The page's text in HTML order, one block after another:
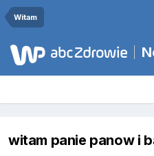
Witam
witam panie panow i